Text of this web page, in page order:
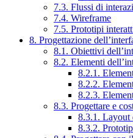
7.3. Flussi di
7.4. Wireframe
7.5. Prototipi
8. Progettazione
8.1. Obiettivi
8.2. Elementi
8.2.1.
8.2.2.
8.2.3.
8.3. Progettare e
8.3.1. Layout
8.3.2.